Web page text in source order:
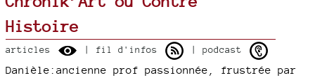
Histoire
articles | fil d'infos | podcast
Danièle:ancienne prof passionnée, frustrée par